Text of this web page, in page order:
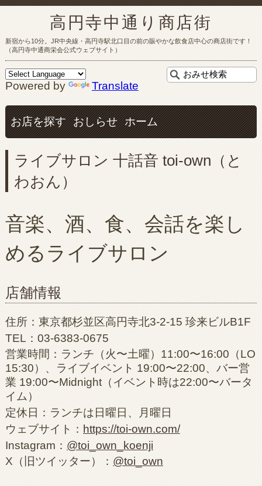
高円寺中通り商店街
新宿から10分。JR中央線・高円寺駅北口目の前の賑やかな飲食店中心の商店街です！
（高円寺中通商栄会公式ウェブサイト）
Powered by Translate
お店を探す おしらせ ホーム
ライブサロン 十話音 toi-own（と
わおん）
音楽、酒、食、会話を楽し
めるライブサロン
店舗情報
住所：東京都杉並区高円寺北3-2-15 珍来ビルB1F
TEL：03-6383-0675
営業時間：ランチ（火〜土曜）11:00〜16:00（LO
15:30）、ライブイベント 19:00〜22:00、バー営
業 19:00〜Midnight（イベント時は22:00〜バータ
イム）
定休日：ランチは日曜日、月曜日
ウェブサイト： https://toi-own.com/
Instagram： @toi_own_koenji
X（旧ツイッター）： @toi_own